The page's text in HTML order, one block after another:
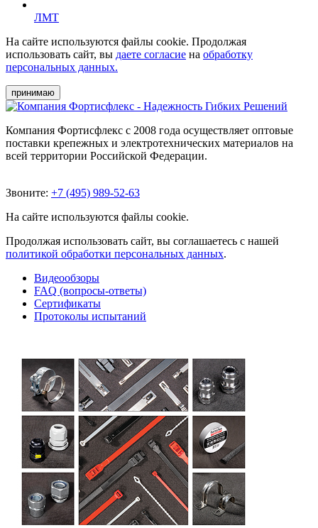
ЛМТ
На сайте используются файлы cookie. Продолжая
использовать сайт, вы даете согласие на обработку
персональных данных.
принимаю
Компания Фортисфлекс с 2008 года осуществляет оптовые
поставки крепежных и электротехнических материалов на
всей территории Российской Федерации.
Звоните: +7 (495) 989-52-63
На сайте используются файлы cookie.
Продолжая использовать сайт, вы соглашаетесь с нашей
политикой обработки персональных данных.
Видеообзоры
FAQ (вопросы-ответы)
Сертификаты
Протоколы испытаний